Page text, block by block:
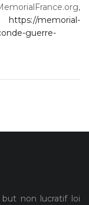
https://memorial-
guerre-
but non lucratif loi